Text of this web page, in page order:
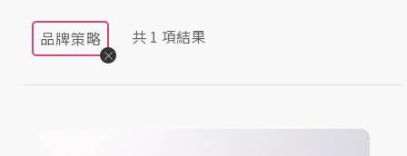
品牌策略 共 1 項結果